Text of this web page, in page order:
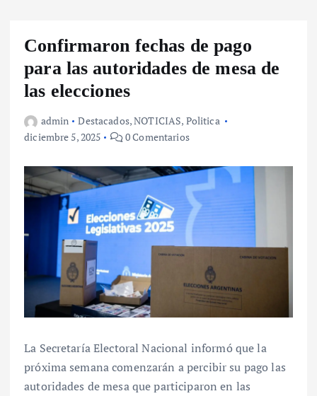
Confirmaron fechas de pago
para las autoridades de mesa de
las elecciones
admin Destacados,NOTICIAS, Politica
diciembre 5, 2025
0 Comentarios
La Secretaría Electoral Nacional informó que la
próxima semana comenzarán a percibir su pago las
autoridades de mesa que participaron en las